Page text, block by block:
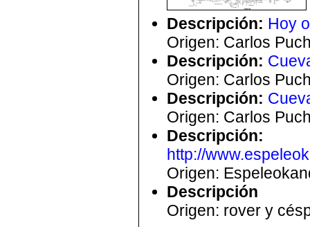
Descripción: Hoy
Origen: Carlos
Descripción:
Origen: Carlos
Descripción:
Origen: Carlos
Descripción:
http://
Origen:
Descripción
Origen: rover y